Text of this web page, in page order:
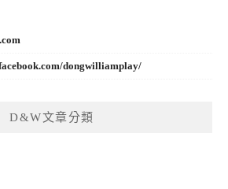
dongwilliamplay/
D&W文章分類